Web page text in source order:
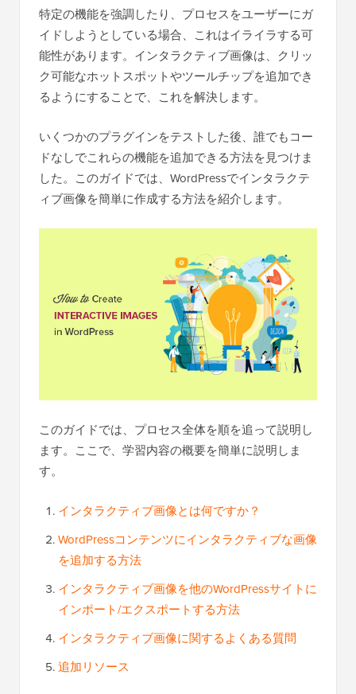
特定の機能を強調したり、プロセスをユーザーにガ
イドしようとしている場合、これはイライラする可
能性があります。インタラクティブ画像は、クリッ
ク可能なホットスポットやツールチップを追加でき
るようにすることで、これを解決します。
いくつかのプラグインをテストした後、誰でもコー
ドなしでこれらの機能を追加できる方法を見つけま
した。このガイドでは、WordPressでインタラクテ
ィブ画像を簡単に作成する方法を紹介します。
このガイドでは、プロセス全体を順を追って説明し
ます。ここで、学習内容の概要を簡単に説明しま
す。
インタラクティブ画像とは何ですか？
WordPressコンテンツにインタラクティブな画像
を追加する方法
インタラクティブ画像を他のWordPressサイトに
インポート/エクスポートする方法
インタラクティブ画像に関するよくある質問
追加リソース